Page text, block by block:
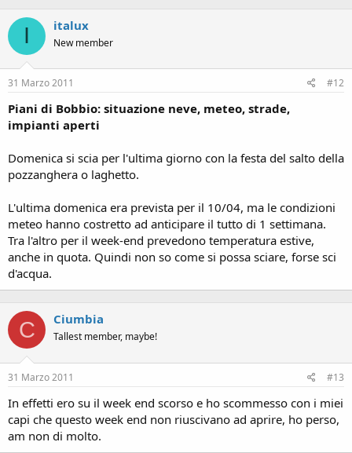
I italux
New member
31 Marzo 2011 #12
Piani di Bobbio: situazione neve, meteo, strade,
impianti aperti
Domenica si scia per l'ultima giorno con la festa del salto della
pozzanghera o laghetto.
L'ultima domenica era prevista per il 10/04, ma le condizioni
meteo hanno costretto ad anticipare il tutto di 1 settimana.
Tra l'altro per il week-end prevedono temperatura estive,
anche in quota. Quindi non so come si possa sciare, forse sci
d'acqua.
C Ciumbia
Tallest member, maybe!
31 Marzo 2011 #13
In effetti ero su il week end scorso e ho scommesso con i miei
capi che questo week end non riuscivano ad aprire, ho perso,
am non di molto.